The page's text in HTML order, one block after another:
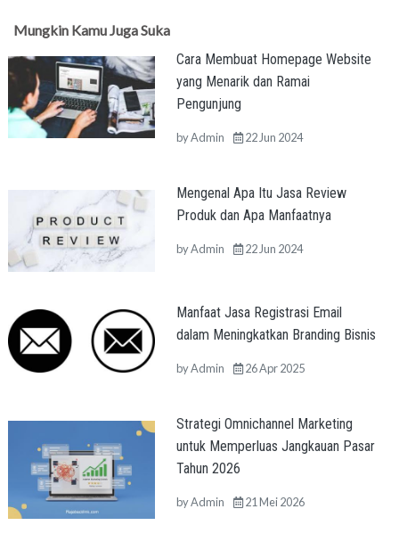
Mungkin Kamu Juga Suka
Cara Membuat Homepage Website
yang Menarik dan Ramai
Pengunjung
byAdmin 22 Jun 2024
Mengenal Apa Itu Jasa Review
Produk dan Apa Manfaatnya
byAdmin 22 Jun 2024
Manfaat Jasa Registrasi Email
dalam Meningkatkan Branding Bisnis
byAdmin 26 Apr 2025
Strategi Omnichannel Marketing
untuk Memperluas Jangkauan Pasar
Tahun 2026
byAdmin 21 Mei 2026